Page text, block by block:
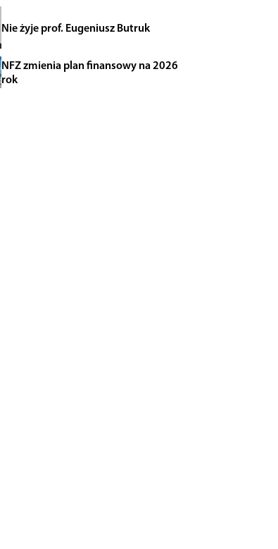
Nie żyje prof. Eugeniusz Butruk
NFZ zmienia plan finansowy na 2026
rok